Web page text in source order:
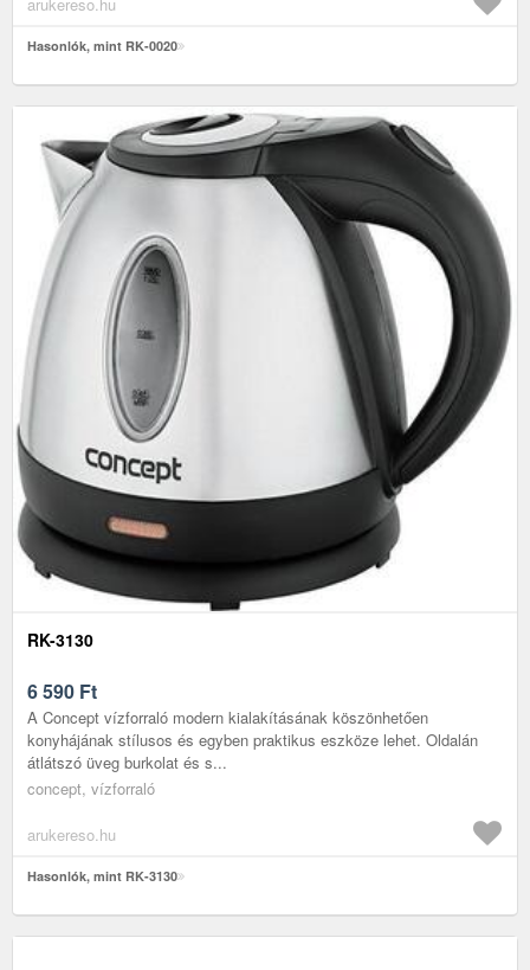
Hasonlók, mint RK-0020
RK-3130
6 590 Ft
A Concept vízforraló modern kialakításának köszönhetően
konyhájának stílusos és egyben praktikus eszköze lehet. Oldalán
átlátszó üveg burkolat és s...
concept, vízforraló
arukereso.hu
Hasonlók, mint RK-3130